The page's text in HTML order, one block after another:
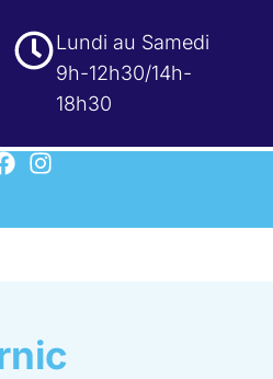
Lundi au Samedi
9h-12h30/14h-
18h30